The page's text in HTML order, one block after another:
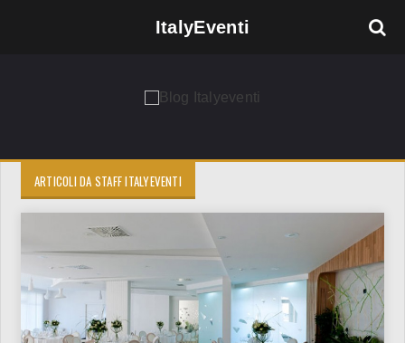
ItalyEventi
ARTICOLI DA STAFF ITALYEVENTI